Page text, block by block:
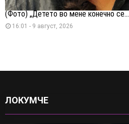
(Фото) „Детето во мене конечно се...
16:01 - 9 август, 2026
ЛОКУМЧЕ